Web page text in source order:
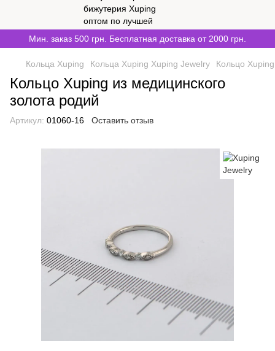
Мин. заказ 500 грн. Бесплатная доставка от 2000 грн.
Кольца Xuping Кольца Xuping Xuping Jewelry Кольцо
Кольцо Xuping из медицинского
золота родий
Артикул: 01060-16 Оставить отзыв